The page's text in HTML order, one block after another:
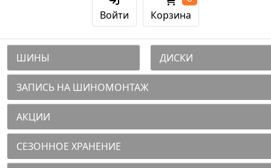
Войти Корзина
ШИНЫ ДИСКИ
ЗАПИСЬ НА ШИНОМОНТАЖ
АКЦИИ
СЕЗОННОЕ ХРАНЕНИЕ